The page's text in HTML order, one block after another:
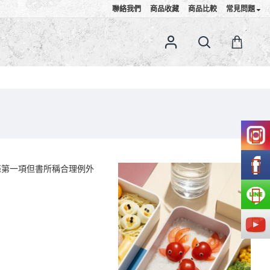
聯絡我們 商品收藏 商品比較 常見問題
一項但書所稱合理例外